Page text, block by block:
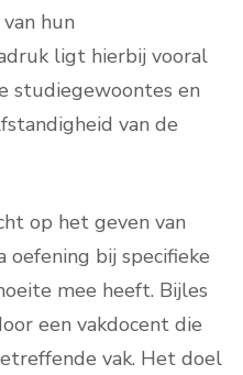
hun
ligt hierbij vooral
studiegewoontes en
van de
op het geven van
bij specifieke
mee heeft. Bijles
een vakdocent die
vak. Het doel